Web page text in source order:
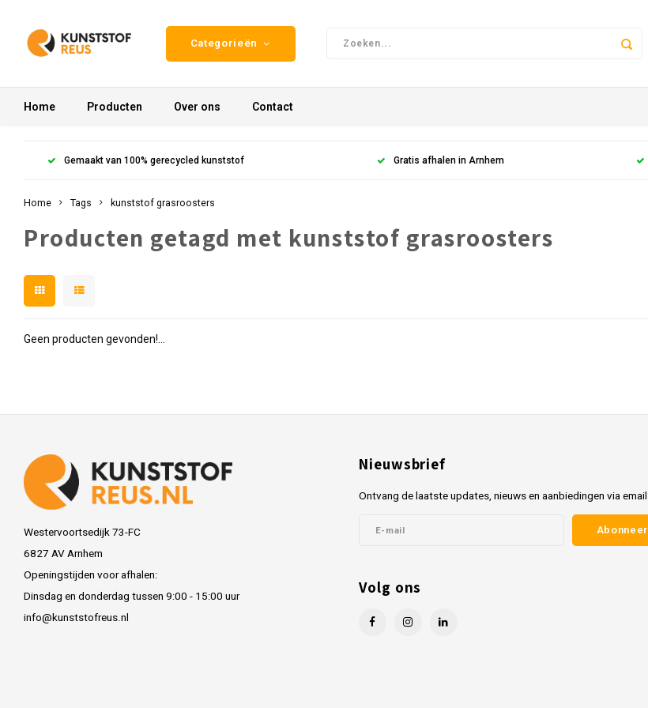
Categorieën
Home Producten Over ons Contact
Gemaakt van 100% gerecycled kunststof Gratis afhalen in Arnhem
Home Tags kunststof grasroosters
Producten getagd met kunststof grasroosters
Geen producten gevonden!...
Westervoortsedijk 73-FC
6827 AV Arnhem
Openingstijden voor afhalen:
Dinsdag en donderdag tussen 9:00 - 15:00 uur
info@kunststofreus.nl
Nieuwsbrief
Ontvang de laatste updates, nieuws en aanbiedingen via email
Abonneer
Volg ons